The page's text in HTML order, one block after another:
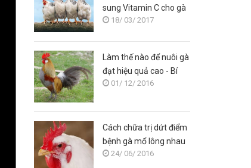
sung Vitamin C cho gà
18/ 03/ 2017
Làm thế nào để nuôi gà
đạt hiệu quả cao - Bí
quyết nuôi gà
01/ 12/ 2016
Cách chữa trị dứt điểm
bệnh gà mổ lông nhau
24/ 06/ 2016